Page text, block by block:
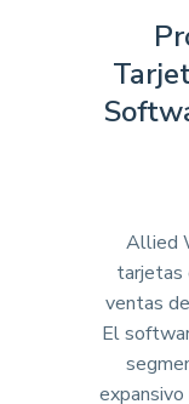
Allied
tarjetas
ventas
El